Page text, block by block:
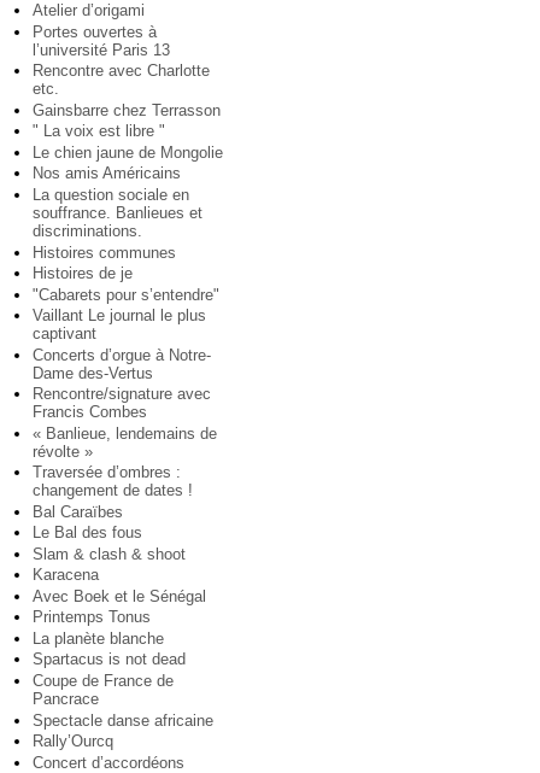
Atelier d’origami
Portes ouvertes à
l’université Paris 13
Rencontre avec Charlotte
etc.
Gainsbarre chez Terrasson
" La voix est libre "
Le chien jaune de Mongolie
Nos amis Américains
La question sociale en
souffrance. Banlieues et
discriminations.
Histoires communes
Histoires de je
"Cabarets pour s’entendre"
Vaillant Le journal le plus
captivant
Concerts d’orgue à Notre-
Dame des-Vertus
Rencontre/signature avec
Francis Combes
« Banlieue, lendemains de
révolte »
Traversée d’ombres :
changement de dates !
Bal Caraïbes
Le Bal des fous
Slam & clash & shoot
Karacena
Avec Boek et le Sénégal
Printemps Tonus
La planète blanche
Spartacus is not dead
Coupe de France de
Pancrace
Spectacle danse africaine
Rally’Ourcq
Concert d’accordéons